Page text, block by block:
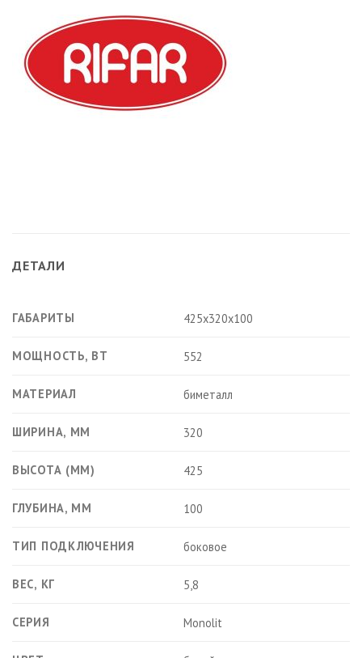
ДЕТАЛИ
ГАБАРИТЫ 425х320х100
МОЩНОСТЬ, ВТ 552
МАТЕРИАЛ биметалл
ШИРИНА, ММ 320
ВЫСОТА (ММ) 425
ГЛУБИНА, ММ 100
ТИП ПОДКЛЮЧЕНИЯ боковое
ВЕС, КГ 5,8
СЕРИЯ Monolit